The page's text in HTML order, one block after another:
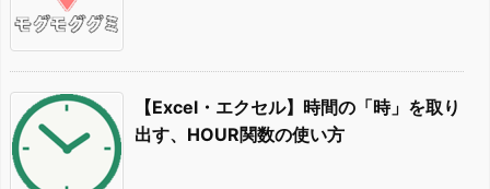
【Excel・エクセル】時間の「時」を取り
出す、HOUR関数の使い方